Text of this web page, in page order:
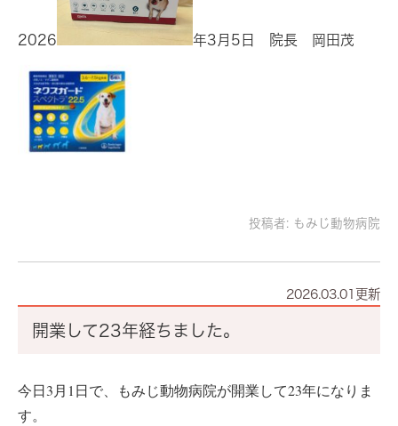
2026 年3月5日 院長 岡田茂
投稿者: もみじ動物病院
2026.03.01更新
開業して23年経ちました。
今日3月1日で、もみじ動物病院が開業して23年になりま
す。